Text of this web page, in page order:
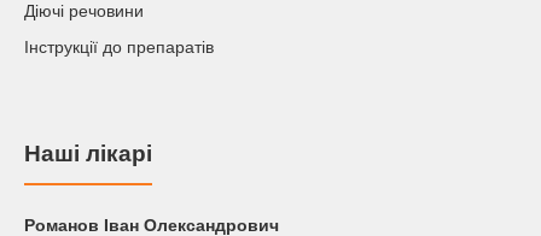
Діючі речовини
Інструкції до препаратів
Наші лікарі
Романов Iван Олександрович